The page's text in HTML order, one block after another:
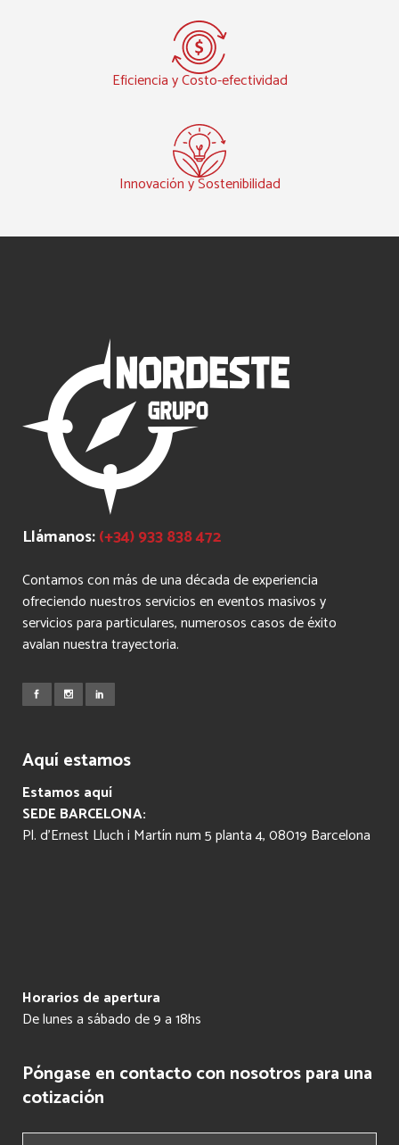
Eficiencia y Costo-efectividad
Innovación y Sostenibilidad
Llámanos:(+34) 933 838 472
Contamos con más de una década de experiencia
ofreciendo nuestros servicios en eventos masivos y
servicios para particulares, numerosos casos de éxito
avalan nuestra trayectoria.
Aquí estamos
Estamos aquí
SEDE BARCELONA:
Pl. d’Ernest Lluch i Martín num 5 planta 4, 08019 Barcelona
Horarios de apertura
De lunes a sábado de 9 a 18hs
Póngase en contacto con nosotros para una
cotización